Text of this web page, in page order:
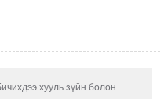
хууль зүйн болон